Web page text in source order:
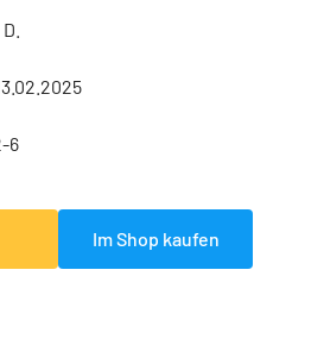
6
Im Shop kaufen